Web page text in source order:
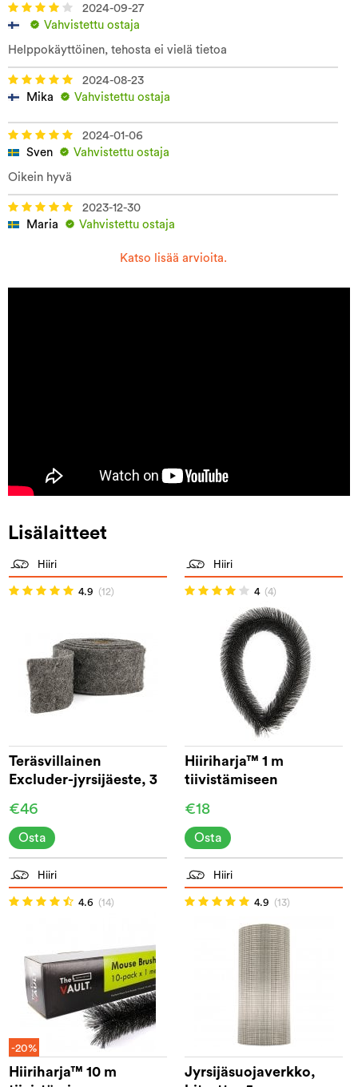
2024-09-27
Vahvistettu ostaja
Helppokäyttöinen, tehosta ei vielä tietoa
2024-08-23
Mika
Vahvistettu ostaja
2024-01-06
Sven
Vahvistettu ostaja
Oikein hyvä
2023-12-30
Maria
Vahvistettu ostaja
Katso lisää arvioita.
Lisälaitteet
Hiiri
4.9 (12)
Teräsvillainen
Excluder-jyrsijäeste, 3
€46
Osta
Hiiri
4 (4)
Hiiriharja™ 1 m
tiivistämiseen
€18
Osta
Hiiri
4.6 (14)
-20%
Hiiriharja™ 10 m
Hiiri
4.9 (13)
Jyrsijäsuojaverkko,